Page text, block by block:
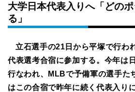
大学日本代表入りへ「どの
る」
立石選手の21日から平塚で行わ
代表選考合宿に参加する。今年は
行なわれ、MLBで予備軍の選手た
はこの合宿で昨年に続く代表入り